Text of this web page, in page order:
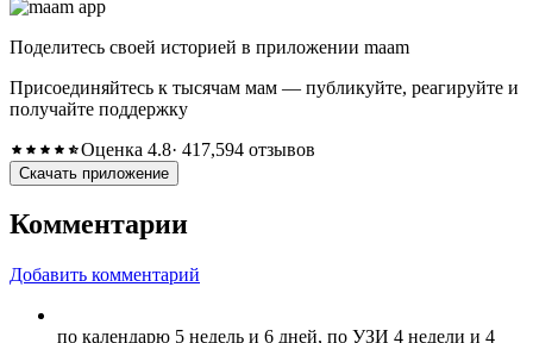
Поделитесь своей историей в приложении maam
Присоединяйтесь к тысячам мам — публикуйте, реагируйте и
получайте поддержку
Оценка 4.8· 417,594 отзывов
Скачать приложение
Комментарии
Добавить комментарий
по календарю 5 недель и 6 дней, по УЗИ 4 недели и 4